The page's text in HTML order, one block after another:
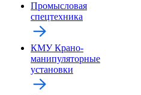
Промысловая
спецтехника
КМУ Крано-
манипуляторные
установки